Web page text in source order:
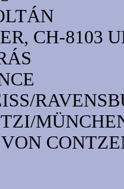
CH-8103